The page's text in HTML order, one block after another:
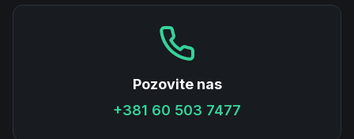
Pozovite nas
+381 60 503 7477